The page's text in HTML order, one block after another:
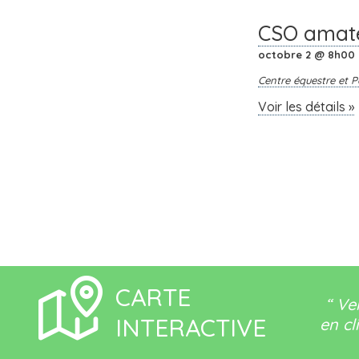
CSO
octobre 2 @ 8h00
Centre équestre et
Voir les détails »
CARTE
INTERACTIVE
“
en